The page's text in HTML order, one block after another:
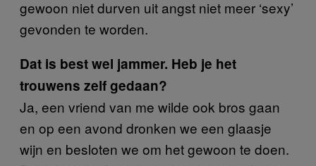
gewoon niet durven uit angst niet meer ‘sexy’
gevonden te worden.
Dat is best wel jammer. Heb je het
trouwens zelf gedaan?
Ja, een vriend van me wilde ook bros gaan
en op een avond dronken we een glaasje
wijn en besloten we om het gewoon te doen.